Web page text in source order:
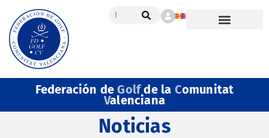
Federación deGolfde la Comunitat
Valenciana
Noticias